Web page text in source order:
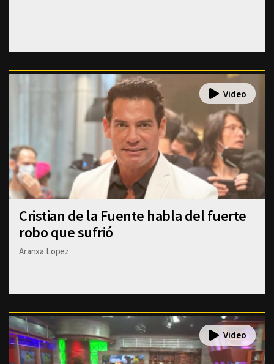
Cristian de la Fuente habla del fuerte
robo que sufrió
Aranxa Lopez